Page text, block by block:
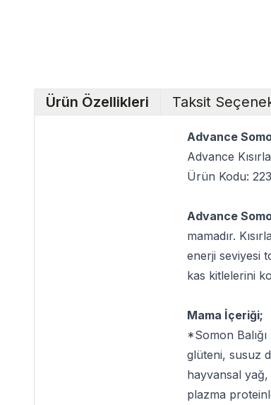
Ürün Özellikleri Taksit
Advance
Advance
Ürün Kodu:
Advance
mamadır.
enerji seviyesi
kas kitlelerini
Mama İçeriği;
*Somon
glüteni, susuz
hayvansal
plazma